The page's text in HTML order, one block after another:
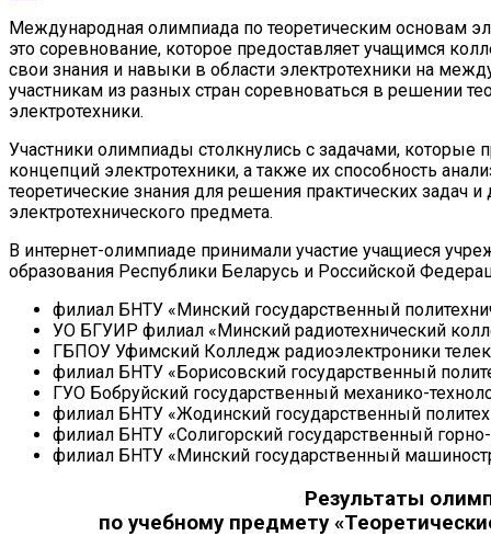
Международная олимпиада по теоретическим основам
это соревнование, которое предоставляет учащимся
свои знания и навыки в области электротехники на
участникам из разных стран соревноваться в решении
электротехники.
Участники олимпиады столкнулись с задачами, которые
концепций электротехники, а также их способность
теоретические знания для решения практических задач
электротехнического предмета.
В интернет-олимпиаде принимали участие учащиеся
образования Республики Беларусь и Российской
филиал БНТУ «Минский государственный
УО БГУИР филиал «Минский радиотехнический
ГБПОУ Уфимский Колледж радиоэлектроники
филиал БНТУ «Борисовский государственный
ГУО Бобруйский государственный механико-
филиал БНТУ «Жодинский государственный
филиал БНТУ «Солигорский государственный
филиал БНТУ «Минский государственный
Результаты
по учебному предмету